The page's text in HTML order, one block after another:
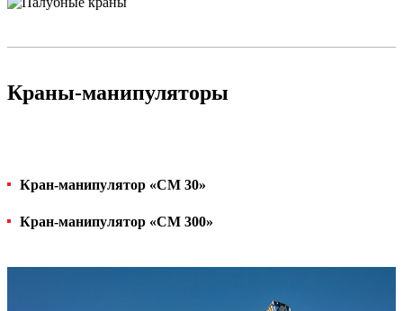
Краны-манипуляторы
Кран-манипулятор «СМ 30»
Кран-манипулятор «СМ 300»